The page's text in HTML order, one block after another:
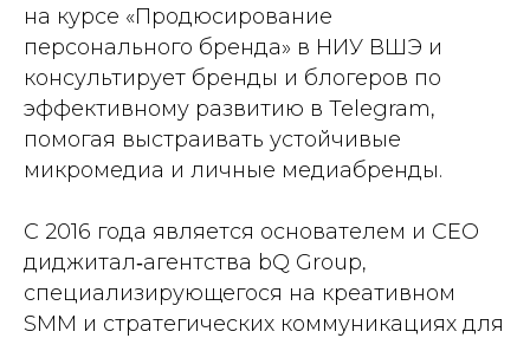
на курсе «Продюсирование
персонального бренда» в НИУ ВШЭ и
консультирует бренды и блогеров по
эффективному развитию в Telegram,
помогая выстраивать устойчивые
микромедиа и личные медиабренды.
С 2016 года является основателем и CEO
диджитал‑агентства bQ Group,
специализирующегося на креативном
SMM и стратегических коммуникациях для